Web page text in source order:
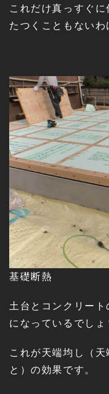
これだけ真っすぐ
たつくこともないわ
基礎断熱
土台とコンクリー
になっているでしょ
これが天端均し（
と）の効果です。